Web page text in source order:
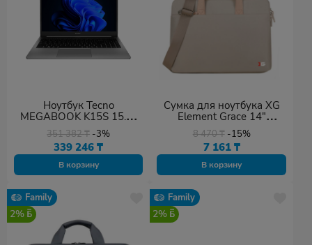
Ноутбук Tecno
MEGABOOK K15S 15.6"
FHD i5-13420H 8GB
512GB Win 11
351 382₸ -3%
339 246₸
В корзину
Сумка для ноутбука XG
Element Grace 14"
бежевый
8 470₸ -15%
7 161 ₸
В корзину
Family
2%
Family
2%